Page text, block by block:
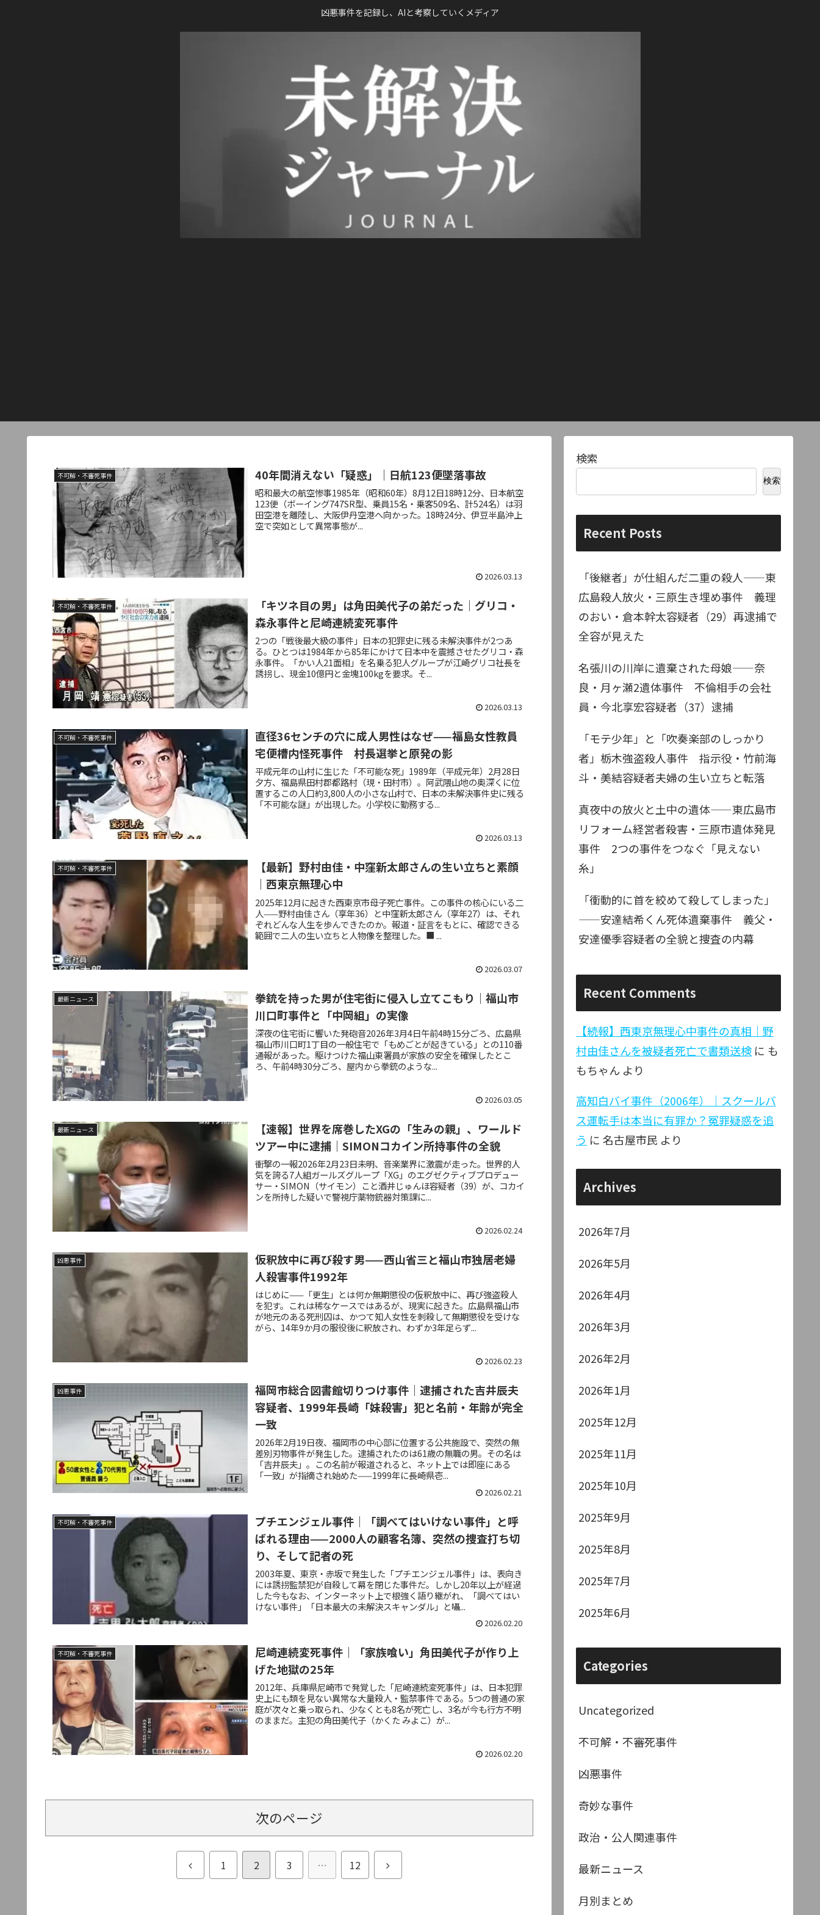
凶悪事件を記録し、AIと考察していくメディア
不可解・不審死事件 40年間消えない「疑惑」｜日航123便墜落事故
昭和最大の航空惨事1985年（昭和60年）8月12日18時12分、日本航空
123便（ボーイング747SR型、乗員15名・乗客509名、計524名）は羽
田空港を離陸し、大阪伊丹空港へ向かった。18時24分、伊豆半島沖上
空で突如として異常事態が...
2026.03.13
不可解・不審死事件
「キツネ目の男」は角田美代子の弟だった｜グリコ・
森永事件と尼崎連続変死事件
2つの「戦後最大級の事件」日本の犯罪史に残る未解決事件が2つあ
る。ひとつは1984年から85年にかけて日本中を震撼させたグリコ・森
永事件。「かい人21面相」を名乗る犯人グループが江崎グリコ社長を
誘拐し、現金10億円と金塊100kgを要求。そ...
2026.03.13
不可解・不審死事件
直径36センチの穴に成人男性はなぜ——福島女性教員
宅便槽内怪死事件 村長選挙と原発の影
平成元年の山村に生じた「不可能な死」1989年（平成元年）2月28日
夕方、福島県田村郡都路村（現・田村市）。阿武隈山地の奥深くに位
置するこの人口約3,800人の小さな山村で、日本の未解決事件史に残る
「不可能な謎」が出現した。小学校に勤務する...
2026.03.13
不可解・不審死事件
【最新】野村由佳・中窪新太郎さんの生い立ちと素顔
｜西東京無理心中
2025年12月に起きた西東京市母子死亡事件。この事件の核心にいる二
人——野村由佳さん（享年36）と中窪新太郎さん（享年27）は、それ
ぞれどんな人生を歩んできたのか。報道・証言をもとに、確認できる
範囲で二人の生い立ちと人物像を整理した。■ ...
2026.03.07
最新ニュース
拳銃を持った男が住宅街に侵入し立てこもり｜福山市
川口町事件と「中岡組」の実像
深夜の住宅街に響いた発砲音2026年3月4日午前4時15分ごろ、広島県
福山市川口町1丁目の一般住宅で「もめごとが起きている」との110番
通報があった。駆けつけた福山東署員が家族の安全を確保したとこ
ろ、午前4時30分ごろ、屋内から拳銃のような...
2026.03.05
最新ニュース
【速報】世界を席巻したXGの「生みの親」、ワールド
ツアー中に逮捕｜SIMONコカイン所持事件の全貌
衝撃の一報2026年2月23日未明、音楽業界に激震が走った。世界的人
気を誇る7人組ガールズグループ「XG」のエグゼクティブプロデュー
サー・SIMON（サイモン）こと酒井じゅんほ容疑者（39）が、コカイ
ンを所持した疑いで警視庁薬物銃器対策課に...
2026.02.24
凶悪事件
仮釈放中に再び殺す男——西山省三と福山市独居老婦
人殺害事件1992年
はじめに——「更生」とは何か無期懲役の仮釈放中に、再び強盗殺人
を犯す。これは稀なケースではあるが、現実に起きた。広島県福山市
が地元のある死刑囚は、かつて知人女性を刺殺して無期懲役を受けな
がら、14年9か月の服役後に釈放され、わずか3年足らず...
2026.02.23
凶悪事件
福岡市総合図書館切りつけ事件｜逮捕された吉井辰夫
容疑者、1999年長崎「妹殺害」犯と名前・年齢が完全
一致
2026年2月19日夜、福岡市の中心部に位置する公共施設で、突然の無
差別刃物事件が発生した。逮捕されたのは61歳の無職の男。その名は
「吉井辰夫」。この名前が報道されると、ネット上では即座にある
「一致」が指摘され始めた——1999年に長崎県壱...
2026.02.21
不可解・不審死事件
プチエンジェル事件｜「調べてはいけない事件」と呼
ばれる理由——2000人の顧客名簿、突然の捜査打ち切
り、そして記者の死
2003年夏、東京・赤坂で発生した「プチエンジェル事件」は、表向き
には誘拐監禁犯が自殺して幕を閉じた事件だ。しかし20年以上が経過
した今もなお、インターネット上で根強く語り継がれ、「調べてはい
けない事件」「日本最大の未解決スキャンダル」と囁...
2026.02.20
不可解・不審死事件
尼崎連続変死事件｜「家族喰い」角田美代子が作り上
げた地獄の25年
2012年、兵庫県尼崎市で発覚した「尼崎連続変死事件」は、日本犯罪
史上にも類を見ない異常な大量殺人・監禁事件である。5つの普通の家
庭が次々と乗っ取られ、少なくとも8名が死亡し、3名が今も行方不明
のままだ。主犯の角田美代子（かくた みよこ）が...
2026.02.20
次のページ
前
1 2 3 … 12
次
検索
検索
Recent Posts
「後継者」が仕組んだ二重の殺人——東
広島殺人放火・三原生き埋め事件 義理
のおい・倉本幹太容疑者（29）再逮捕で
全容が見えた
名張川の川岸に遺棄された母娘——奈
良・月ヶ瀬2遺体事件 不倫相手の会社
員・今北享宏容疑者（37）逮捕
「モテ少年」と「吹奏楽部のしっかり
者」栃木強盗殺人事件 指示役・竹前海
斗・美結容疑者夫婦の生い立ちと転落
真夜中の放火と土中の遺体——東広島市
リフォーム経営者殺害・三原市遺体発見
事件 2つの事件をつなぐ「見えない
糸」
「衝動的に首を絞めて殺してしまった」
——安達結希くん死体遺棄事件 義父・
安達優季容疑者の全貌と捜査の内幕
Recent Comments
【続報】西東京無理心中事件の真相｜野
村由佳さんを被疑者死亡で書類送検 に も
もちゃん より
高知白バイ事件（2006年）｜スクールバ
ス運転手は本当に有罪か？冤罪疑惑を追
う に 名古屋市民 より
Archives
2026年7月
2026年5月
2026年4月
2026年3月
2026年2月
2026年1月
2025年12月
2025年11月
2025年10月
2025年9月
2025年8月
2025年7月
2025年6月
Categories
Uncategorized
不可解・不審死事件
凶悪事件
奇妙な事件
政治・公人関連事件
最新ニュース
月別まとめ